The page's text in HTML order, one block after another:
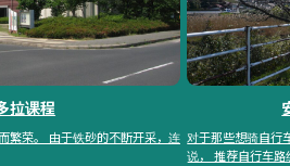
安来散步自行车路线
行车探索白田地区的自然、历史和文化的人来
路线！…
我们